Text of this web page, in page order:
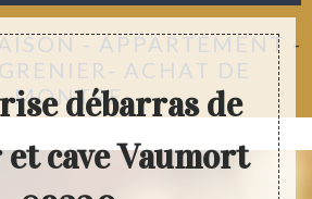
- APPARTEMENT -
ACHAT DE
MONTRE
débarras de
cave Vaumort